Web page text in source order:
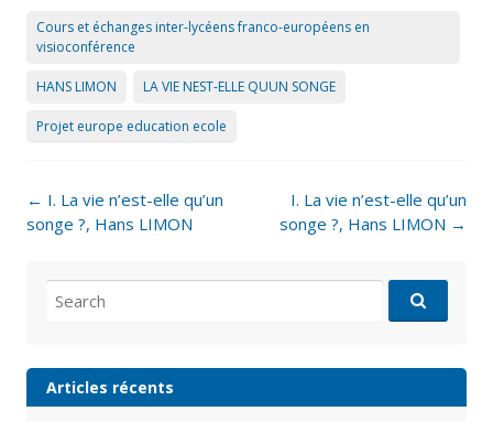
Cours et échanges inter-lycéens franco-européens en
visioconférence
HANS LIMON LA VIE NEST-ELLE QUUN SONGE
Projet europe education ecole
Post
navigation
← I. La vie n’est-elle qu’un
songe ?, Hans LIMON
I. La vie n’est-elle qu’un
songe ?, Hans LIMON →
for:
Articles récents